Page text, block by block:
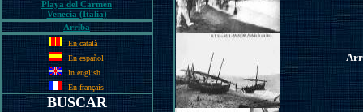
Playa del Carmen
Venecia (Italia)
Arriba
En català
En español
In english
En français
BUSCAR